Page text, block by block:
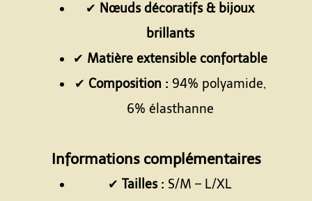
✔ Nœuds décoratifs & bijoux
brillants
✔ Matière extensible confortable
✔ Composition : 94% polyamide,
6% élasthanne
Informations complémentaires
✔ Tailles : S/M – L/XL